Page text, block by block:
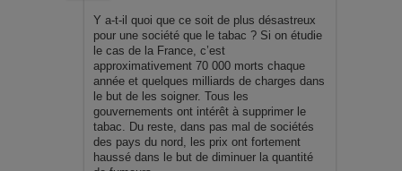
Y a-t-il quoi que ce soit de plus désastreux
pour une société que le tabac ? Si on étudie
le cas de la France, c’est
approximativement 70 000 morts chaque
année et quelques milliards de charges dans
le but de les soigner. Tous les
gouvernements ont intérêt à supprimer le
tabac. Du reste, dans pas mal de sociétés
des pays du nord, les prix ont fortement
haussé dans le but de diminuer la quantité